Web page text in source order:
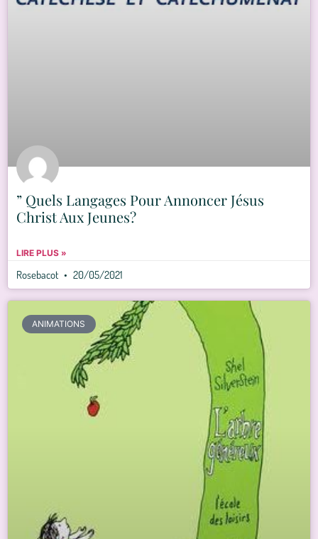
” Quels Langages Pour Annoncer Jésus
Christ Aux Jeunes?
LIRE PLUS »
Rosebacot 20/05/2021
ANIMATIONS